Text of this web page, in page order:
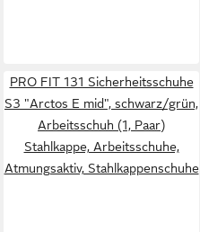
PRO FIT 131 Sicherheitsschuhe
S3 "Arctos E mid", schwarz/grün,
Arbeitsschuh (1, Paar)
Stahlkappe, Arbeitsschuhe,
Atmungsaktiv, Stahlkappenschuhe